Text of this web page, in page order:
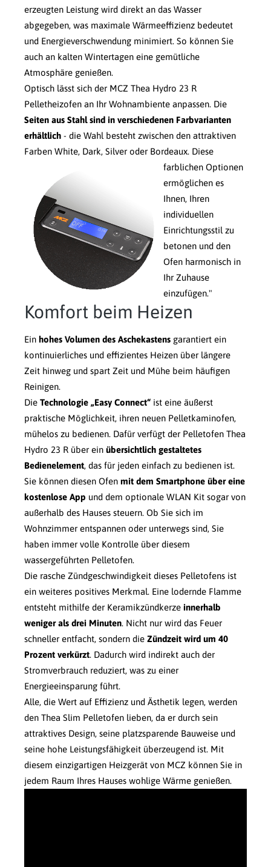
erzeugten Leistung wird direkt an das Wasser
abgegeben, was maximale Wärmeeffizienz bedeutet
und Energieverschwendung minimiert. So können Sie
auch an kalten Wintertagen eine gemütliche
Atmosphäre genießen.
Optisch lässt sich der MCZ Thea Hydro 23 R
Pelletheizofen an Ihr Wohnambiente anpassen. Die
Seiten aus Stahl sind in verschiedenen Farbvarianten
erhältlich - die Wahl besteht zwischen den attraktiven
Farben White, Dark, Silver oder Bordeaux. Diese
farblichen Optionen
ermöglichen es
Ihnen, Ihren
individuellen
Einrichtungsstil zu
betonen und den
Ofen harmonisch in
Ihr Zuhause
einzufügen."
Komfort beim Heizen
Ein hohes Volumen des Aschekastens garantiert ein
kontinuierliches und effizientes Heizen über längere
Zeit hinweg und spart Zeit und Mühe beim häufigen
Reinigen.
Die Technologie „Easy Connect“ ist eine äußerst
praktische Möglichkeit, ihren neuen Pelletkaminofen,
mühelos zu bedienen. Dafür verfügt der Pelletofen Thea
Hydro 23 R über ein übersichtlich gestaltetes
Bedienelement, das für jeden einfach zu bedienen ist.
Sie können diesen Ofen mit dem Smartphone über eine
kostenlose App und dem optionale WLAN Kit sogar von
außerhalb des Hauses steuern. Ob Sie sich im
Wohnzimmer entspannen oder unterwegs sind, Sie
haben immer volle Kontrolle über diesem
wassergeführten Pelletofen.
Die rasche Zündgeschwindigkeit dieses Pelletofens ist
ein weiteres positives Merkmal. Eine lodernde Flamme
entsteht mithilfe der Keramikzündkerze innerhalb
weniger als drei Minuten. Nicht nur wird das Feuer
schneller entfacht, sondern die Zündzeit wird um 40
Prozent verkürzt. Dadurch wird indirekt auch der
Stromverbrauch reduziert, was zu einer
Energieeinsparung führt.
Alle, die Wert auf Effizienz und Ästhetik legen, werden
den Thea Slim Pelletofen lieben, da er durch sein
attraktives Design, seine platzsparende Bauweise und
seine hohe Leistungsfähigkeit überzeugend ist. Mit
diesem einzigartigen Heizgerät von MCZ können Sie in
jedem Raum Ihres Hauses wohlige Wärme genießen.